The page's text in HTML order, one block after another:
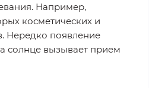
Например,
косметических и
Нередко появление
солнце вызывает прием